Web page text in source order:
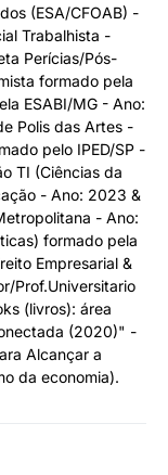
(ESA/CFOAB) -
Trabalhista -
Perícias/Pós-
formado pela
ESABI/MG - Ano:
Polis das Artes -
pelo IPED/SP -
TI (Ciências da
- Ano: 2023 &
- Ano:
formado pela
Empresarial &
Prof.Universitario
(livros): área
(2020)" -
Alcançar a
da economia).